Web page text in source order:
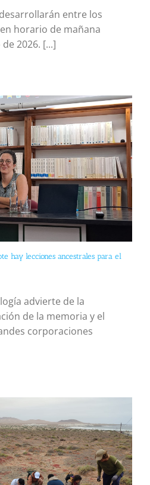
entre los
horario de mañana
2026. [...]
hay lecciones ancestrales para el
advierte de la
de la memoria y el
corporaciones